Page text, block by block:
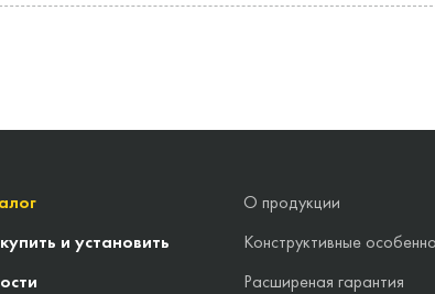
и установить
О продукции
Конструктивные
Расширеная гарантия